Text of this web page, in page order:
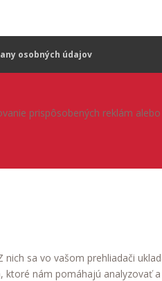
osobných údajov
prispôsobených reklám
sa vo vašom prehliadači
nám pomáhajú